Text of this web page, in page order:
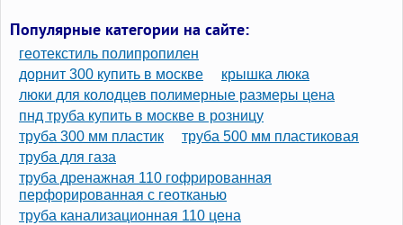
Популярные категории на сайте:
геотекстиль полипропилен
дорнит 300 купить в москве
крышка люка
люки для колодцев полимерные размеры цена
пнд труба купить в москве в розницу
труба 300 мм пластик
труба 500 мм пластиковая
труба для газа
труба дренажная 110 гофрированная
перфорированная с геотканью
труба канализационная 110 цена